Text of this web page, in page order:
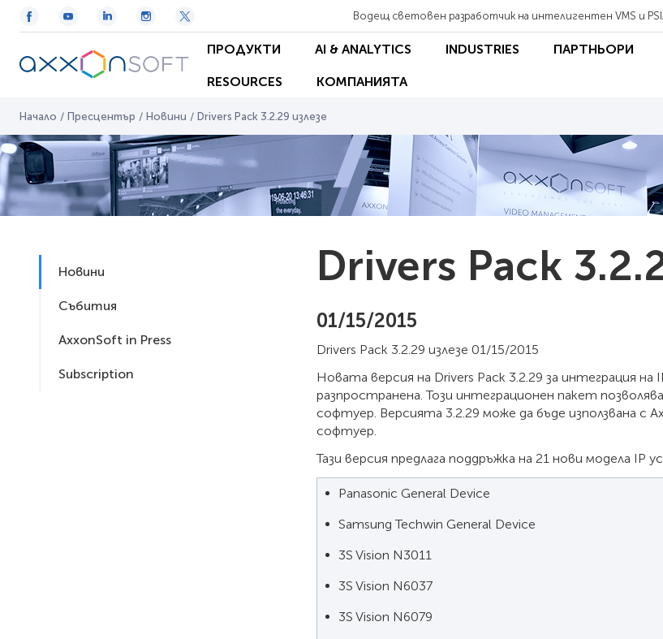
Водещ световен разработчик на интелигентен VMS и
ПРОДУКТИ AI & ANALYTICS INDUSTRIES ПАРТНЬОРИ
RESOURCES КОМПАНИЯТА
Начало / Пресцентър / Новини / Drivers Pack 3.2.29 излезе
Новини
Събития
AxxonSoft in Press
Subscription
Drivers Pack
01/15/2015
Drivers Pack 3.2.29 излезе 01/15/2015
Новата версия на Drivers Pack 3.2.29 за интеграция
разпространена. Този интеграционен пакет
софтуер. Версията 3.2.29 може да бъде използвана с
софтуер.
Тази версия предлага поддръжка на 21 нови модела IP
Panasonic General Device
Samsung Techwin General Device
3S Vision N3011
3S Vision N6037
3S Vision N6079